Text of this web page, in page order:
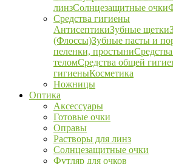
линзСолнцезащитные очки
Средства гигиены
АнтисептикиЗубные щетки
(Флоссы)Зубные пасты и
пеленки, простыни
теломСредства общей
гигиеныКосметика
Ножницы
Оптика
Аксессуары
Готовые очки
Оправы
Растворы для линз
Солнцезащитные очки
Футляр для очков